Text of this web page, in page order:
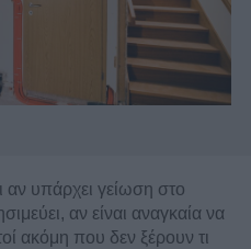
αν υπάρχει γείωση στο
αν είναι αναγκαία να
ακόμη που δεν ξέρουν τι